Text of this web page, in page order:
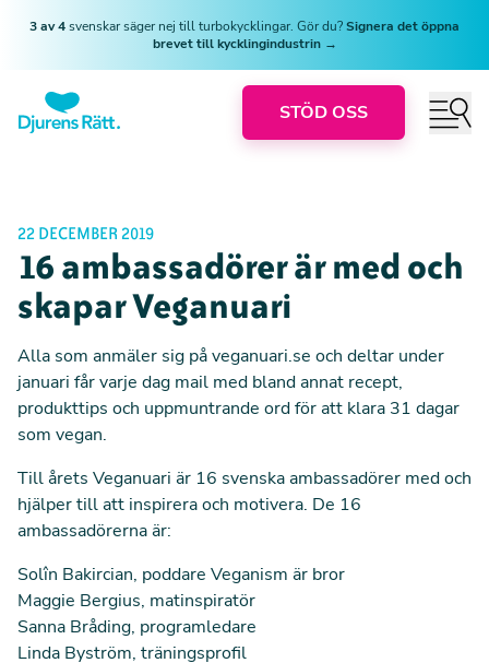
3 av 4svenskar säger nej till turbokycklingar. Gör du?Signera det öppna
brevet till kycklingindustrin →
STÖD OSS
22 DECEMBER 2019
16 ambassadörer är med och
skapar Veganuari
Alla som anmäler sig på veganuari.se och deltar under
januari får varje dag mail med bland annat recept,
produkttips och uppmuntrande ord för att klara 31 dagar
som vegan.
Till årets Veganuari är 16 svenska ambassadörer med och
hjälper till att inspirera och motivera. De 16
ambassadörerna är:
Solîn Bakircian, poddare Veganism är bror
Maggie Bergius, matinspiratör
Sanna Bråding, programledare
Linda Byström, träningsprofil